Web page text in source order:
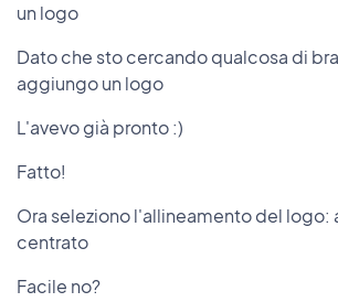
un logo
Dato che sto cercando qualcosa di
aggiungo un logo
L'avevo già pronto :)
Fatto!
Ora seleziono l'allineamento del logo:
centrato
Facile no?